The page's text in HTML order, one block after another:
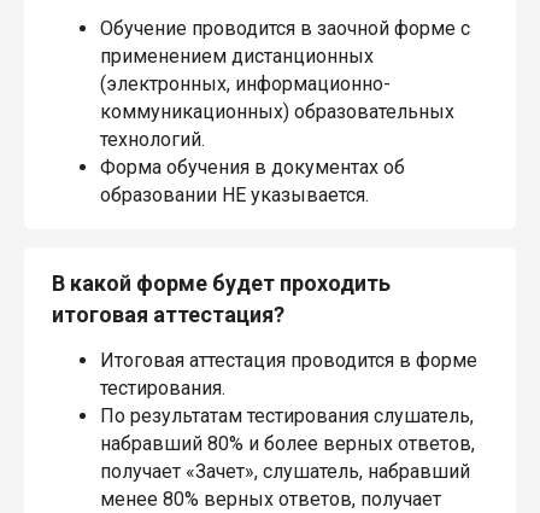
Обучение проводится в заочной форме с
применением дистанционных
(электронных, информационно-
коммуникационных) образовательных
технологий.
Форма обучения в документах об
образовании НЕ указывается.
В какой форме будет проходить
итоговая аттестация?
Итоговая аттестация проводится в форме
тестирования.
По результатам тестирования слушатель,
набравший 80% и более верных ответов,
получает «Зачет», слушатель, набравший
менее 80% верных ответов, получает